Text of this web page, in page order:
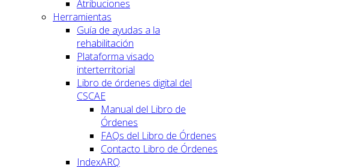
Atribuciones
Herramientas
Guía de ayudas a la
rehabilitación
Plataforma visado
interterritorial
Libro de órdenes digital del
CSCAE
Manual del Libro de
Órdenes
FAQs del Libro de Órdenes
Contacto Libro de Órdenes
IndexARQ